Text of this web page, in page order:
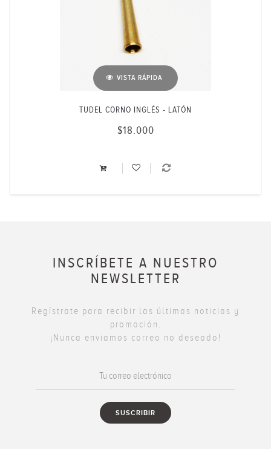
VISTA RÁPIDA
TUDEL CORNO INGLÉS - LATÓN
$18.000
INSCRÍBETE A NUESTRO
NEWSLETTER
Regístrate para recibir las últimas noticias y
promoción.
¡Nunca enviamos correo no deseado!